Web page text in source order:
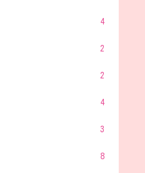
4
2
2
4
3
8